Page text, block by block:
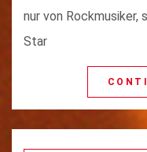
nur von Rockmusiker,
Star